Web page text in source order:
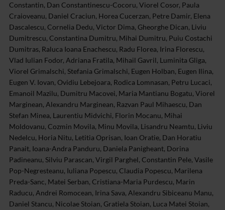
Constantin, Dan Constantinescu-Cocoru, Viorel Cosor, Paula
Craioveanu, Daniel Craciun, Horea Cucerzan, Petre Damir, Elena
Dascalescu, Cornelia Dedu, Victor Dima, Gheorghe Dican, Liviu
Dumitrescu, Constantina Dumitru, Mihai Dumitru, Puiu Costachi
Dumitras, Raluca Ioana Enachescu, Radu Florea, Irina Florescu,
Vlad Iulian Fodor, Adriana Fratila, Mihail Gavril, Luminita Gliga,
Viorel Grimalschi, Stefania Grimalschi, Eugen Holban, Eugen Ilina,
Eugen V. Iovan, Ovidiu Lebejoara, Rodica Lomnasan, Petru Lucaci,
Emanoil Mazilu, Dumitru Macovei, Maria Mantianu Bogatu, Viorel
Marginean, Alexandru Marginean, Razvan Paul Mihaescu, Dan
Stefan Minea, Laurentiu Midvichi, Florin Mocanu, Mihai
Moldovanu, Cozmin Movila, Minu Movila, Lisandru Neamtu, Liviu
Nedelcu, Horia Nitu, Letitia Oprisan, Ioan Oratie, Dan Horatiu
Panait, Ioana-Andra Panduru, Daniela Panigheant, Dorina
Padineanu, Silviu Parascan, Virgil Parghel, Constantin Pele, Vasile
Pop-Negresteanu, Iuliana Popescu, Claudia Popescu, Marilena
Preda-Sanc, Matei Serban, Cristiana-Maria Purdescu, Marin
Raducu, Andrei Romocean, Irina Sava, Alexandru Sibiceanu Manu,
Daniel Stancu, Nicolae Stoian, Gratiela Stoian, Luca Matei Stoian,